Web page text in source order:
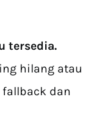
tersedia.
hilang atau
dan